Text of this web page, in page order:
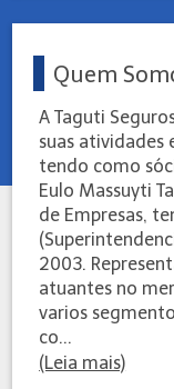
Quem
A Taguti
suas atividades
tendo como
Eulo Massuyti
de Empresas,
2003.
atuantes no
varios
co...
(Leia mais)